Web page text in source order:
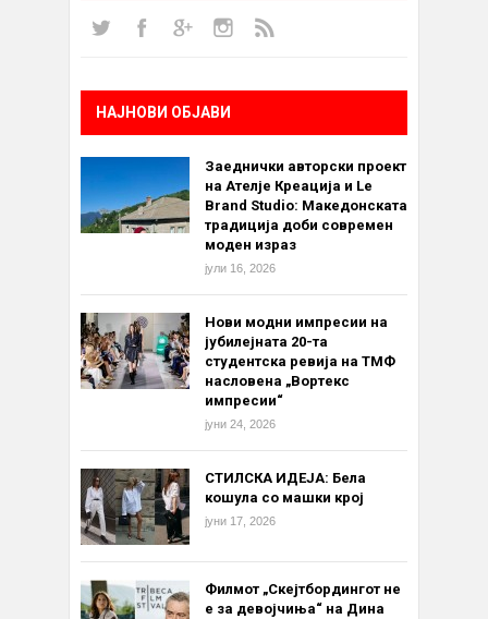
НАЈНОВИ ОБЈАВИ
Заеднички авторски проект
на Ателје Креација и Le
Brand Studio: Македонската
традиција доби современ
моден израз
јули 16, 2026
Нови модни импресии на
јубилејната 20-та
студентска ревија на ТМФ
насловена „Вортекс
импресии“
јуни 24, 2026
СТИЛСКА ИДЕЈА: Бела
кошула со машки крој
јуни 17, 2026
Филмот „Скејтбордингот не
е за девојчиња“ на Дина